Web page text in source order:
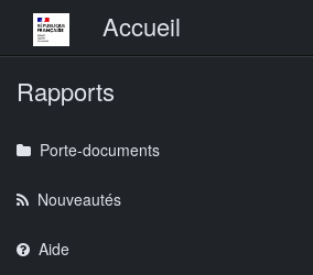
Menu principalAccueil
Rapports
Porte-documents
Nouveautés
Aide